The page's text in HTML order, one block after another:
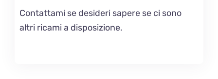
Contattami se desideri sapere se ci sono
altri ricami a disposizione.